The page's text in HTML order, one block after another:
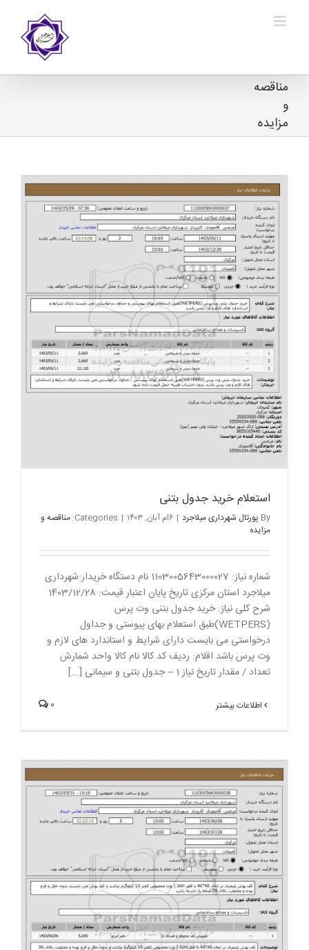
مناقصه
و
مزایده
استعلام خرید جدول بتنی
By پورتال شهرداری میلاجرد | ۶ام آبان, ۱۴۰۳ |
Categories: مناقصه و
مزایده
شماره نیاز: 1103005643000027 نام دستگاه خریدار:شهرداری
میلاجرد استان مرکزی تاریخ پایان اعتبار قیمت: 1403/12/28
شرح کلی نیاز: خرید جدول بتنی وت پرس
(WETPERS)طبق استعلام بهای پیوستی و جداول
درخواستی می بایست دارای شرایط و استاندارد های لازم و
وت پرس باشد اقلام: رديف کد کالا نام کالا واحد شمارش
تعداد / مقدار تاريخ نياز 1 -- جدول بتنی و سیمانی [...]
اطلاعات بیشتر 0